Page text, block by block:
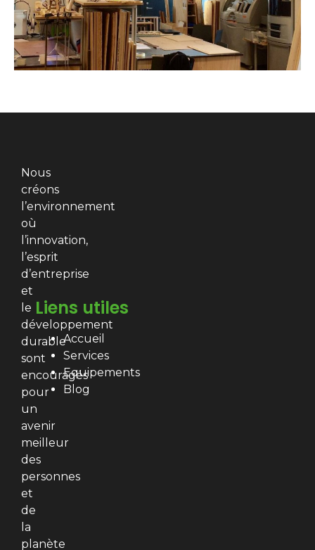
Nous
créons
l’environnement
où
l’innovation,
l’esprit
d’entreprise
et
le
développement
durable
sont
encouragés
pour
un
avenir
meilleur
des
personnes
et
de
la
planète
Liens utiles
Accueil
Services
Equipements
Blog